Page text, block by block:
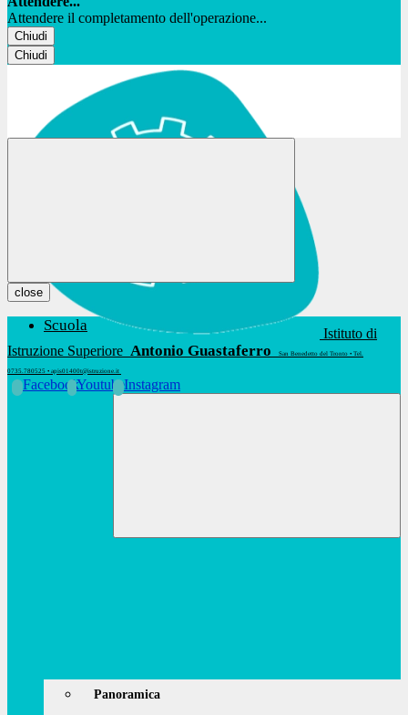
Attendere il completamento dell'operazione...
Chiudi
Chiudi
Istituto di
Istruzione Superiore Antonio Guastaferro San Benedetto del Tronto • Tel.
0735.780525 • apis01400t@istruzione.it
FacebookYoutubeInstagram
close
Scuola
Panoramica